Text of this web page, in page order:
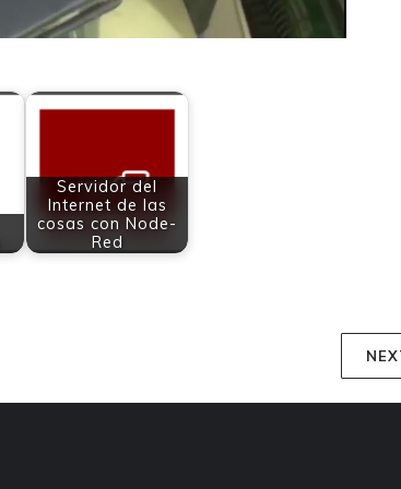
Servidor del
Internet de las
cosas con Node-
Red